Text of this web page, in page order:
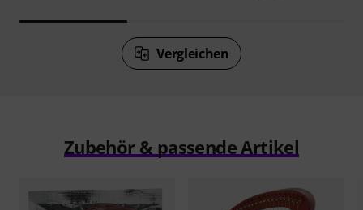
Vergleichen
Zubehör & passende Artikel